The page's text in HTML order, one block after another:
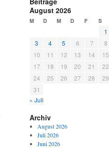
August 2026
M D M D F S
1
3
4 5 6 7 8
10
11 12 13 14 15
17
18 19 20 21 22
24
25 26 27 28 29
31
« Juli
Archiv
August 2026
Juli 2026
Juni 2026